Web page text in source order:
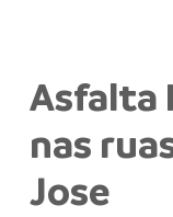
Asfalta
nas
Jose